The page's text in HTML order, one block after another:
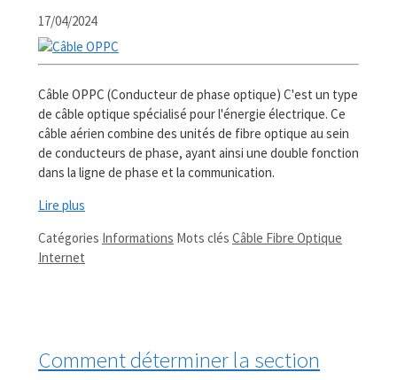
17/04/2024
Câble OPPC (Conducteur de phase optique) C'est un type
de câble optique spécialisé pour l'énergie électrique. Ce
câble aérien combine des unités de fibre optique au sein
de conducteurs de phase, ayant ainsi une double fonction
dans la ligne de phase et la communication.
Lire plus
Catégories Informations Mots clés Câble Fibre Optique
Internet
Comment déterminer la section